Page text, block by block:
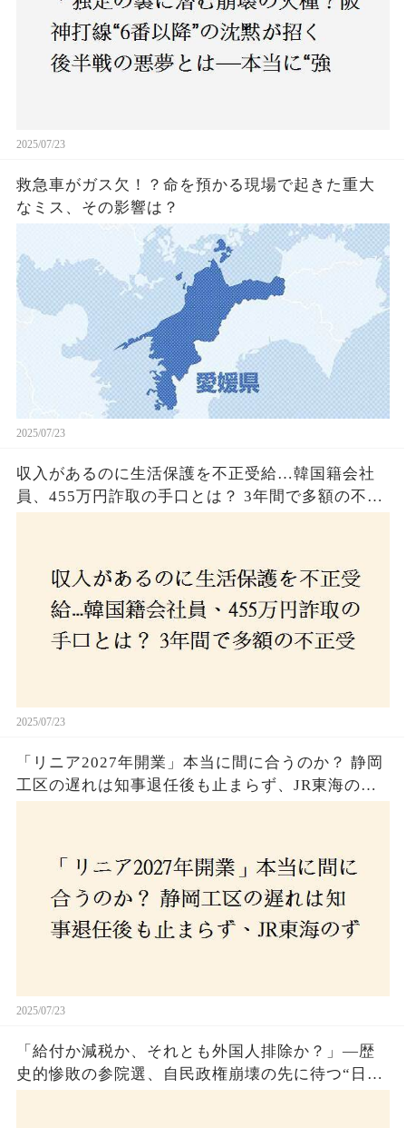
2025/07/23
救急車がガス欠！？命を預かる現場で起きた重大
なミス、その影響は？
2025/07/23
収入があるのに生活保護を不正受給…韓国籍会社
員、455万円詐取の手口とは？ 3年間で多額の不正
2025/07/23
「リニア2027年開業」本当に間に合うのか？ 静岡
工区の遅れは知事退任後も止まらず、JR東海のず
2025/07/23
「給付か減税か、それとも外国人排除か？」―歴
史的惨敗の参院選、自民政権崩壊の先に待つ“日本